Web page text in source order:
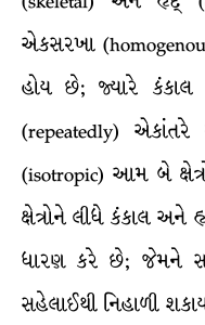
એકસરખા
હોય છે; જ્યારે કંકાલ
(repeatedly)
(isotropic) આમ બે
ક્ષેત્રોને લીધે કંકાલ
ધારણ કરે છે; જેમને
સહેલાઈથી નિહાળી